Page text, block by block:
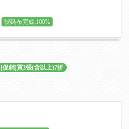
號碼布完成:100%
[促銷]買3張(含以上)7折